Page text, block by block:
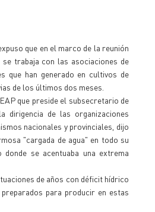
que en el marco de la reunión
trabaja con las asociaciones de
que han generado en cultivos de
de los últimos dos meses.
que preside el subsecretario de
dirigencia de las organizaciones
nacionales y provinciales, dijo
"cargada de agua" en todo su
se acentuaba una extrema
de años con déficit hídrico
para producir en estas